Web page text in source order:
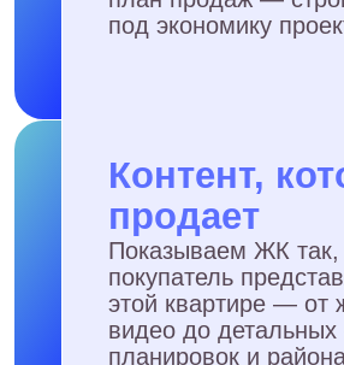
Вы снимаете контент на
строительной площадке?
Какие отчёты вы
Можно ли синхронизировать
SMM с отделом продаж?